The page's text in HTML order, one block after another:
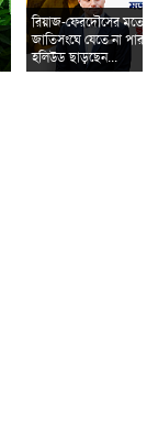
রিয়াজ-ফেরদৌসের মতো
জাতিসংঘে যেতে না
হলিউড ছাড়ছেন...